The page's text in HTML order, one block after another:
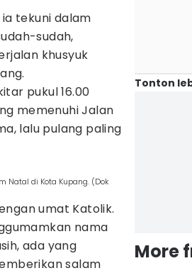
tekuni dalam
sudah,
khusyuk
pukul 16.00
memenuhi Jalan
lalu pulang paling
Natal di Kota Kupang. (Dok
umat Katolik.
nama
ada yang
salam
Tonton
More